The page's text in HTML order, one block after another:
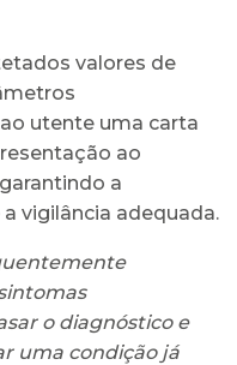
valores de
utente uma carta
ao
a
vigilância adequada.
o diagnóstico e
uma condição já